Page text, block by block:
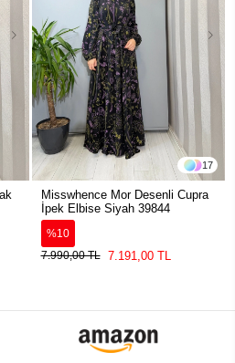
17
Misswhence Mor Desenli Cupra
İpek Elbise Siyah 39844
%10
7.990,00 TL
7.191,00 TL